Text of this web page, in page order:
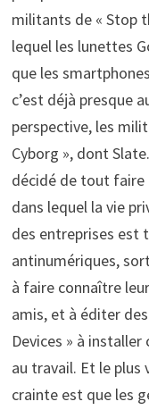
militants de « Stop
lequel les lunettes
que les
c’est déjà presque
perspective, les
Cyborg », dont
décidé de tout faire
dans lequel la vie
des entreprises est
antinumériques,
à faire connaître
amis, et à éditer
Devices » à
au travail. Et le plus
crainte est que les